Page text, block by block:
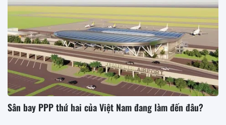
Sân bay PPP thứ hai của Việt Nam đang làm đến đâu?